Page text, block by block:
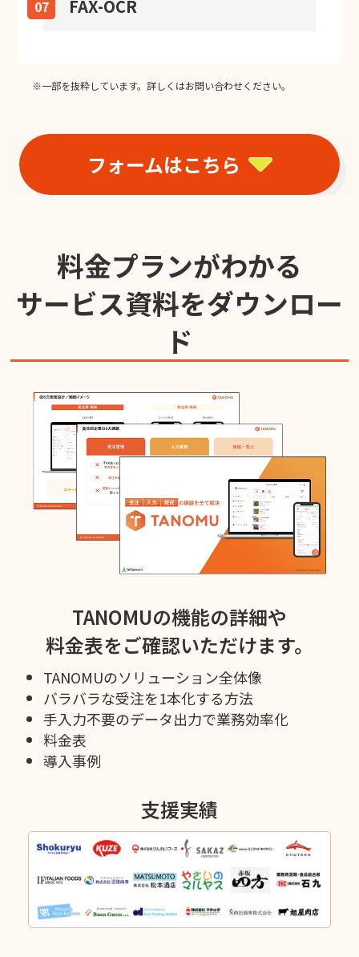
07 FAX-OCR
※一部を抜粋しています。詳しくはお問い合わせください。
フォームはこちら
料金プランがわかる
サービス資料をダウンロー
ド
TANOMUの機能の詳細や
料金表をご確認いただけます。
TANOMUのソリューション全体像
バラバラな受注を1本化する方法
手入力不要のデータ出力で業務効率化
料金表
導入事例
支援実績